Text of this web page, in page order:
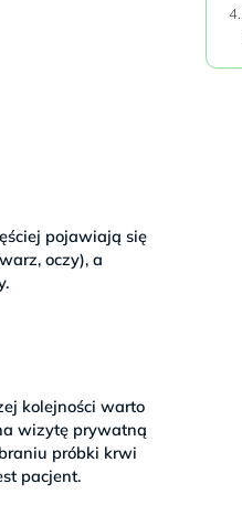
pojawiają się
oczy), a
kolejności warto
wizytę prywatną
próbki krwi
pacjent.